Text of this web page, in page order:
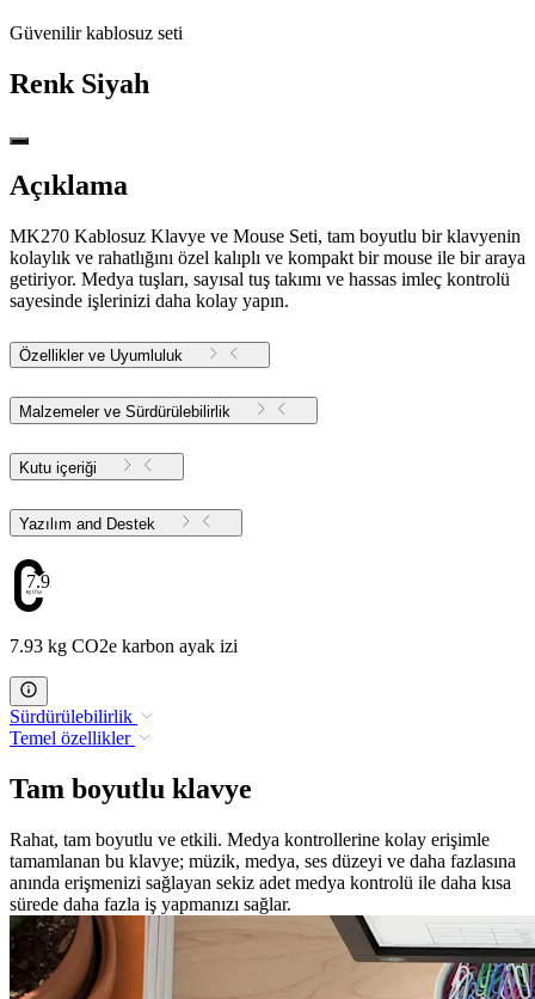
Güvenilir kablosuz seti
Renk Siyah
Açıklama
MK270 Kablosuz Klavye ve Mouse Seti, tam boyutlu bir klavyenin
kolaylık ve rahatlığını özel kalıplı ve kompakt bir mouse ile bir araya
getiriyor. Medya tuşları, sayısal tuş takımı ve hassas imleç kontrolü
sayesinde işlerinizi daha kolay yapın.
Özellikler ve Uyumluluk
Malzemeler ve Sürdürülebilirlik
Kutu içeriği
Yazılım and Destek
7.93
7.93 kg CO2e karbon ayak izi
Sürdürülebilirlik
Temel özellikler
Tam boyutlu klavye
Rahat, tam boyutlu ve etkili. Medya kontrollerine kolay erişimle
tamamlanan bu klavye; müzik, medya, ses düzeyi ve daha fazlasına
anında erişmenizi sağlayan sekiz adet medya kontrolü ile daha kısa
sürede daha fazla iş yapmanızı sağlar.